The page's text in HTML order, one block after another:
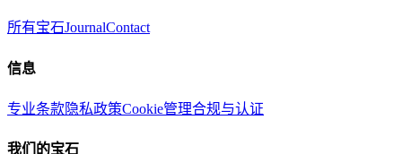
所有宝石JournalContact
信息
专业条款隐私政策Cookie管理合规与认证
我们的宝石